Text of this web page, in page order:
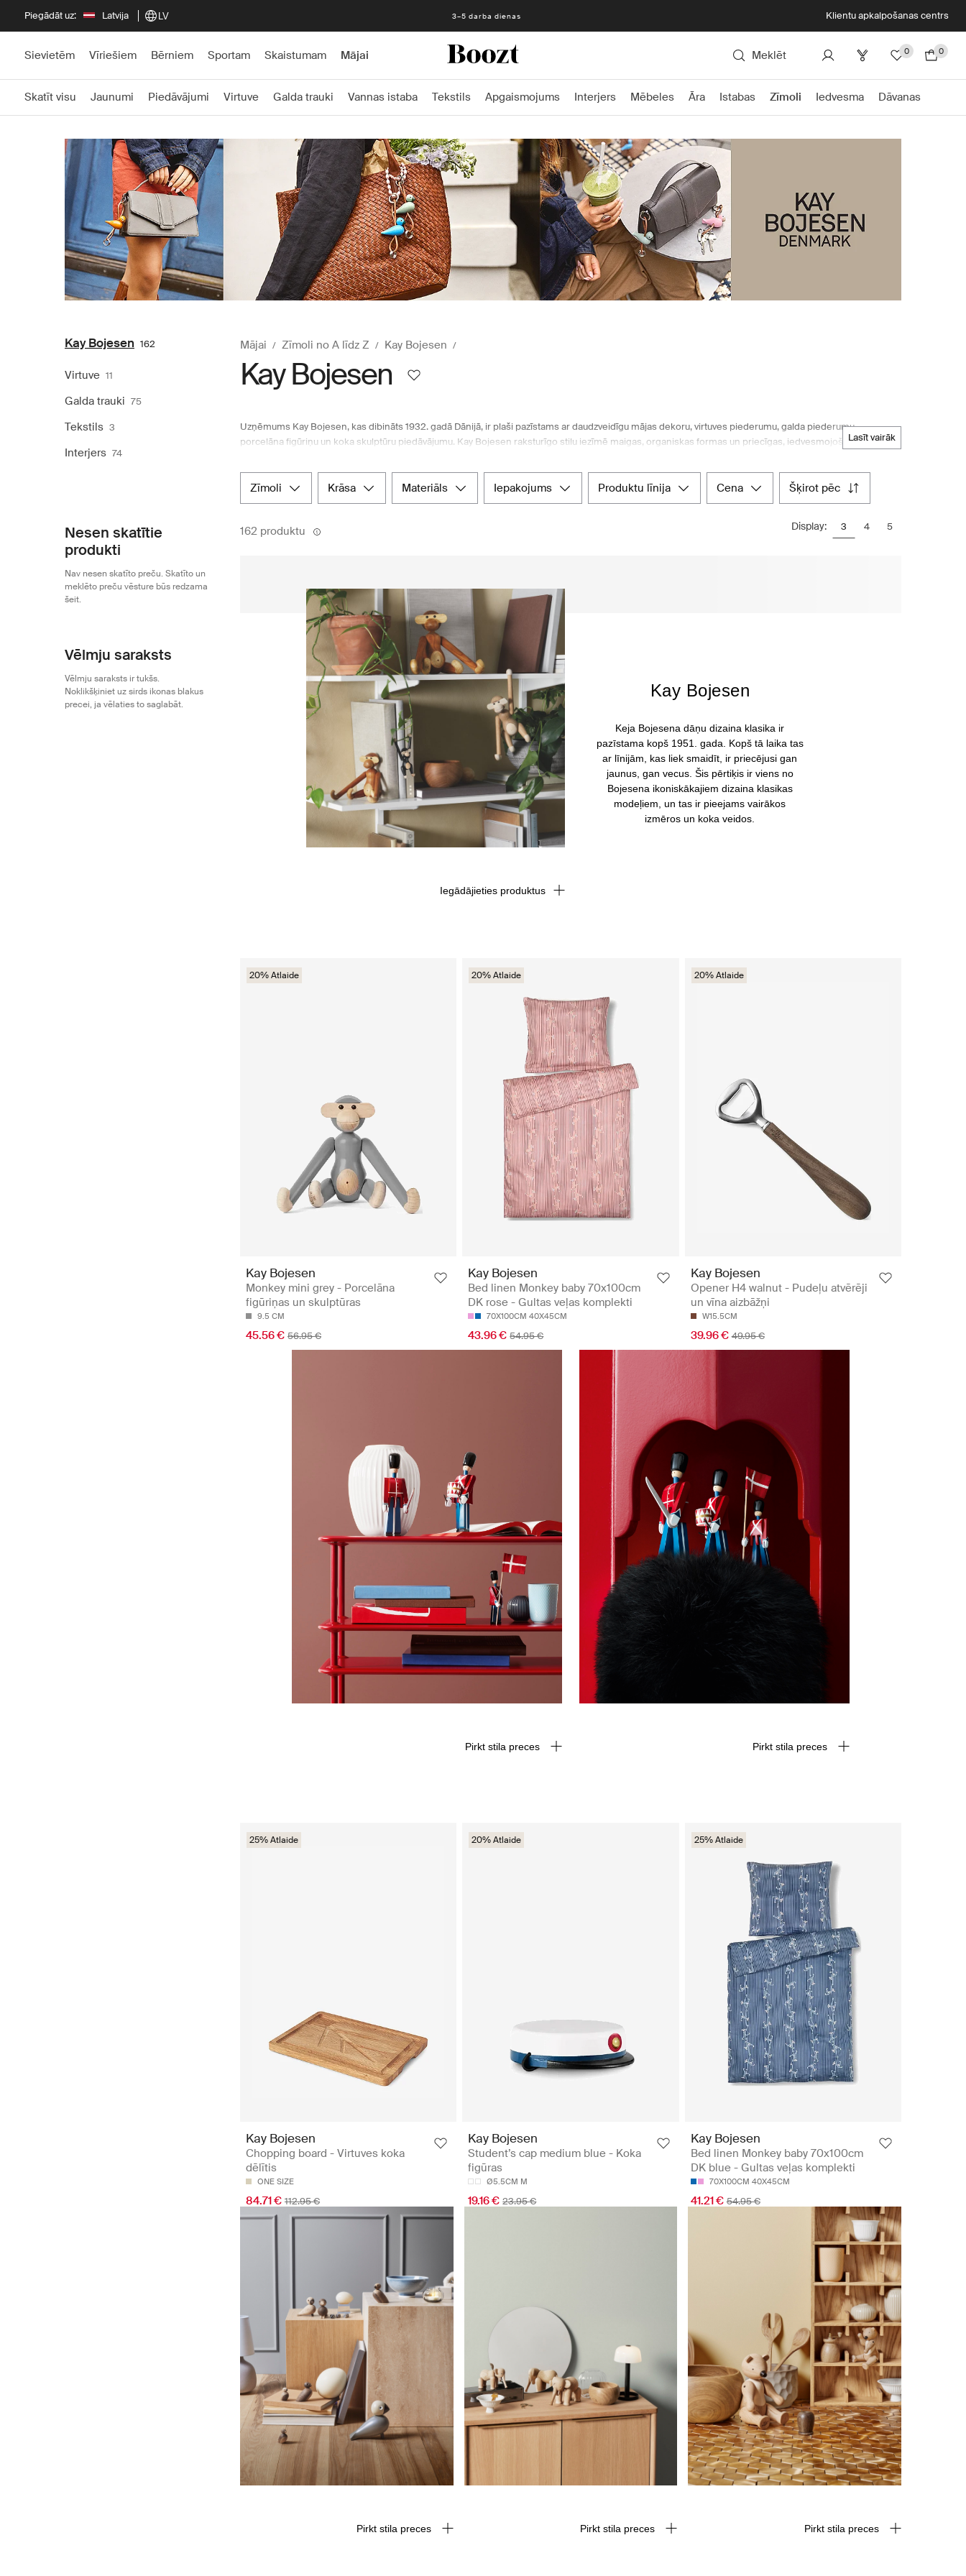
Piegādāt uz: Latvija LV Bezmaksas atgriešana 30 dienu laikā Klientu apkalpošanas centrs
Sievietēm Vīriešiem Bērniem Sportam Skaistumam Mājai Meklēt 0 0
Skatīt visu Jaunumi Piedāvājumi Virtuve Galda trauki Vannas istaba Tekstils Apgaismojums Interjers Mēbeles Āra Istabas Zīmoli Iedvesma Dāvanas
Kay Bojesen 162
Virtuve 11
Galda trauki 75
Tekstils 3
Interjers 74
Nesen skatītie
produkti
Nav nesen skatīto preču. Skatīto un
meklēto preču vēsture būs redzama
šeit.
Vēlmju saraksts
Vēlmju saraksts ir tukšs.
Noklikšķiniet uz sirds ikonas blakus
precei, ja vēlaties to saglabāt.
Mājai Zīmoli no A līdz Z Kay Bojesen
Kay Bojesen
lasīt vairāk
Uzņēmums Kay Bojesen, kas dibināts 1932. gadā Dānijā, ir plaši pazīstams ar daudzveidīgu mājas dekoru, virtuves piederumu, galda piederumu,
porcelāna figūriņu un koka skulptūru piedāvājumu. Kay Bojesen raksturīgo stilu iezīmē maigas, organiskas formas un priecīgas, iedvesmojošas līnijas, kas
veidoti, eksperimentējot ar jauniem, izturīgiem materiāliem. Ienesot Kay Bojesen izstrādājumus savā mājoklī, tie atdzīvojas ar savu personību. Vadošais
Ziemeļvalstu interneta lielveikals Boozt.com piedāvā plašu Kay Bojesen izstrādājumu klāstu, nodrošinot, ka jūs atradīsiet perfektu papildinājumu savam
mājoklim.
zīmoli krāsa materiāls iepakojums produktu līnija cena šķirot pēc
162 produktu Display: 3 4 5
20% Atlaide
Kay Bojesen
Monkey mini grey - Porcelāna
figūriņas un skulptūras
9.5 CM
45.56 € 56.95 €
20% Atlaide
Kay Bojesen
Bed linen Monkey baby 70x100cm
DK rose - Gultas veļas komplekti
70X100CM 40X45CM
43.96 € 54.95 €
20% Atlaide
Kay Bojesen
Opener H4 walnut - Pudeļu atvērēji
un vīna aizbāžņi
W15.5CM
39.96 € 49.95 €
25% Atlaide
Kay Bojesen
Chopping board - Virtuves koka
dēlītis
ONE SIZE
84.71 € 112.95 €
20% Atlaide
Kay Bojesen
Student’s cap medium blue - Koka
figūras
Ø5.5CM M
19.16 € 23.95 €
25% Atlaide
Kay Bojesen
Bed linen Monkey baby 70x100cm
DK blue - Gultas veļas komplekti
70X100CM 40X45CM
41.21 € 54.95 €
Iegādājieties produktus
Kay Bojesen
Keja Bojesena dāņu dizaina klasika ir
pazīstama kopš 1951. gada. Kopš tā laika tas
ar līnijām, kas liek smaidīt, ir priecējusi gan
jaunus, gan vecus. Šis pērtiķis ir viens no
Bojesena ikoniskākajiem dizaina klasikas
modeļiem, un tas ir pieejams vairākos
izmēros un koka veidos.
Pirkt stila preces Pirkt stila preces
Pirkt stila preces Pirkt stila preces Pirkt stila preces